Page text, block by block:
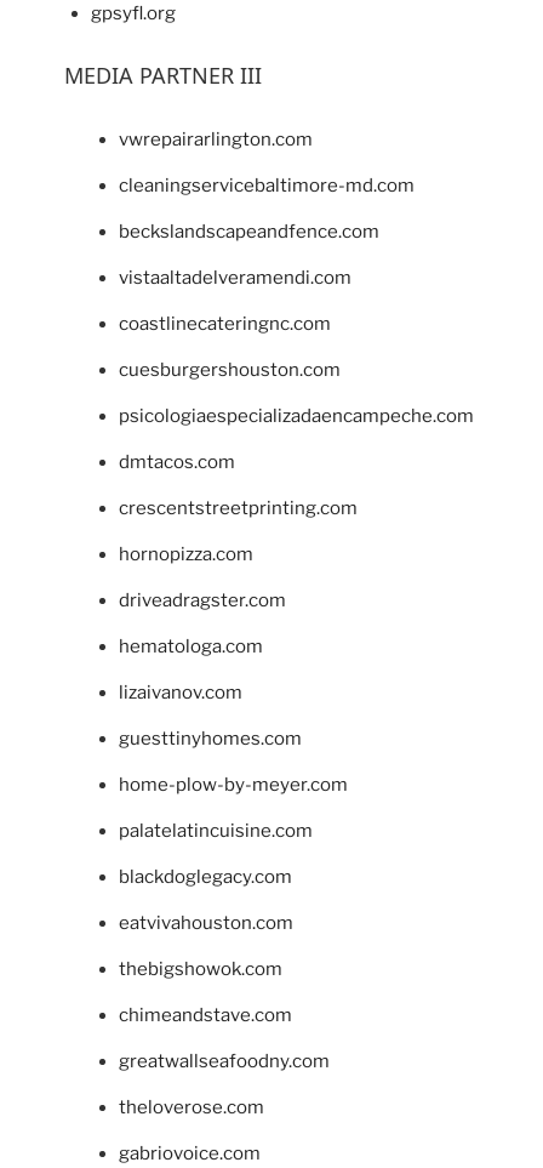
gpsyfl.org
MEDIA PARTNER III
vwrepairarlington.com
cleaningservicebaltimore-md.com
beckslandscapeandfence.com
vistaaltadelveramendi.com
coastlinecateringnc.com
cuesburgershouston.com
psicologiaespecializadaencampeche.com
dmtacos.com
crescentstreetprinting.com
hornopizza.com
driveadragster.com
hematologa.com
lizaivanov.com
guesttinyhomes.com
home-plow-by-meyer.com
palatelatincuisine.com
blackdoglegacy.com
eatvivahouston.com
thebigshowok.com
chimeandstave.com
greatwallseafoodny.com
theloverose.com
gabriovoice.com